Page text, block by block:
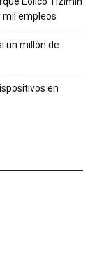
mil empleos
un millón de
en